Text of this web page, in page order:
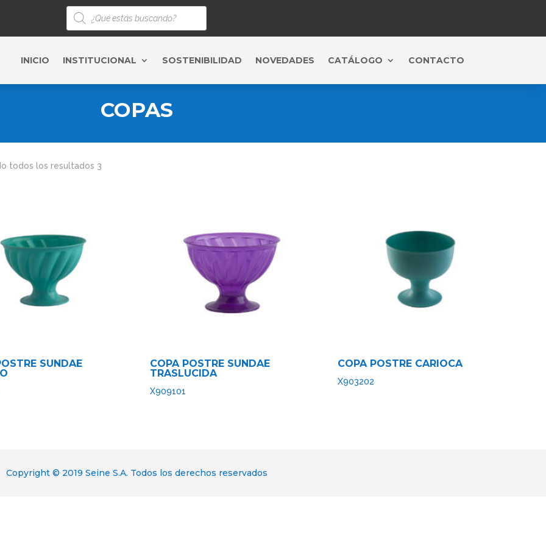
Búsqueda
de
productos
INICIO INSTITUCIONAL SOSTENIBILIDAD NOVEDADES CATÁLOGO CONTACTO
COPAS
todos los resultados 3
SUNDAE
COPA POSTRE SUNDAE
TRASLUCIDA
X909101
COPA POSTRE CARIOCA
X903202
Copyright © 2019 Seine S.A. Todos los derechos reservados